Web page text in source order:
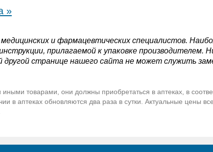
»
и фармацевтических специалистов.
прилагаемой к упаковке производителем.
странице нашего сайта не может служить
товарами, они должны приобретаться в аптеках, в
в аптеках обновляются два раза в сутки. Актуальные цены